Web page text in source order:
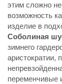
этим сложно не
возможность
изделие в
Соболиная
зимнего
аристократии,
переменчивые